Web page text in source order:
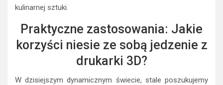
kulinarnej sztuki.
Praktyczne zastosowania: Jakie
korzyści niesie ze sobą jedzenie z
drukarki 3D?
W dzisiejszym dynamicznym świecie, stale poszukujemy